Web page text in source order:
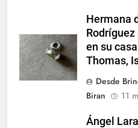
Hermana
en su
Thomas,
Desde
Biran
11
Ángel